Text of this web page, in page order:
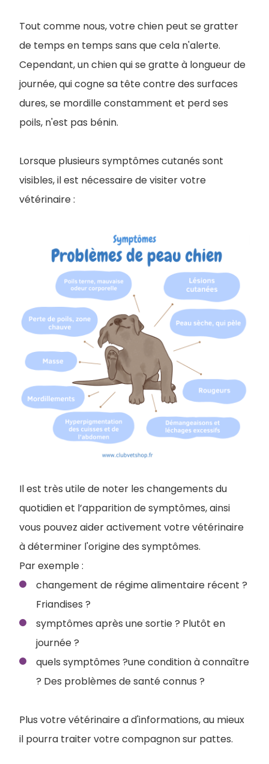
Tout comme nous, votre chien peut se gratter
de temps en temps sans que cela n'alerte.
Cependant, un chien qui se gratte à longueur de
journée, qui cogne sa tête contre des surfaces
dures, se mordille constamment et perd ses
poils, n'est pas bénin.
Lorsque plusieurs symptômes cutanés sont
visibles, il est nécessaire de visiter votre
vétérinaire :
Il est très utile de noter les changements du
quotidien et l’apparition de symptômes, ainsi
vous pouvez aider activement votre vétérinaire
à déterminer l'origine des symptômes.
Par exemple :
changement de régime alimentaire récent ?
Friandises ?
symptômes après une sortie ? Plutôt en
journée ?
quels symptômes ?une condition à connaître
? Des problèmes de santé connus ?
Plus votre vétérinaire a d'informations, au mieux
il pourra traiter votre compagnon sur pattes.